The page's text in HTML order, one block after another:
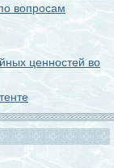
вопросам
ценностей во